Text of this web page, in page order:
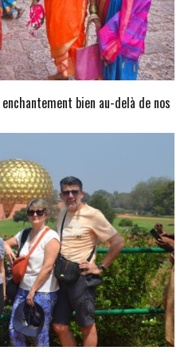
bien au-delà de nos